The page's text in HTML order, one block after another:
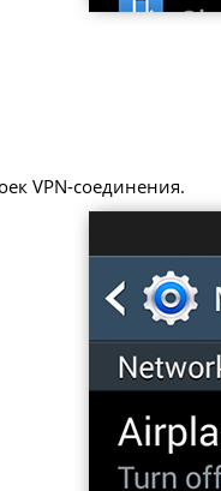
VPN-соединения.